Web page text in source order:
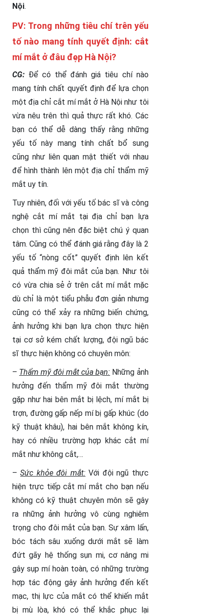
Nội.
PV: Trong những tiêu chí trên yếu
tố nào mang tính quyết định: cắt
mí mắt ở đâu đẹp Hà Nội?
CG: Để có thể đánh giá tiêu chí nào
mang tính chất quyết định để lựa chọn
một địa chỉ cắt mí mắt ở Hà Nội như tôi
vừa nêu trên thì quả thực rất khó. Các
bạn có thể dễ dàng thấy rằng những
yếu tố này mang tính chất bổ sung
cũng như liên quan mật thiết với nhau
để hình thành lên một địa chỉ thẩm mỹ
mắt uy tín.
Tuy nhiên, đối với yếu tố bác sĩ và công
nghệ cắt mí mắt tại địa chỉ bạn lựa
chọn thì cũng nên đặc biệt chú ý quan
tâm. Cũng có thể đánh giá rằng đây là 2
yếu tố “nòng cốt” quyết định lên kết
quả thẩm mỹ đôi mắt của bạn. Như tôi
có vừa chia sẻ ở trên cắt mí mắt mặc
dù chỉ là một tiểu phẫu đơn giản nhưng
cũng có thể xảy ra những biến chứng,
ảnh hưởng khi bạn lựa chọn thực hiện
tại cơ sở kém chất lượng, đội ngũ bác
sĩ thực hiện không có chuyên môn:
– Thẩm mỹ đôi mắt của bạn: Những ảnh
hưởng đến thẩm mỹ đôi mắt thường
gặp như hai bên mắt bị lệch, mí mắt bị
trợn, đường gấp nếp mí bị gấp khúc (do
kỹ thuật khâu), hai bên mắt không kín,
hay có nhiều trường hợp khác cắt mí
mắt như không cắt,…
–Sức khỏe đôi mắt:Với đội ngũ thực
hiện trực tiếp cắt mí mắt cho bạn nếu
không có kỹ thuật chuyên môn sẽ gây
ra những ảnh hưởng vô cùng nghiêm
trọng cho đôi mắt của bạn. Sự xâm lấn,
bóc tách sâu xuống dưới mắt sẽ làm
đứt gãy hệ thống sụn mi, cơ nâng mi
gây sụp mí hoàn toàn, có những trường
hợp tác động gây ảnh hưởng đến kết
mạc, thị lực của mắt có thể khiến mắt
bị mù lòa, khó có thể khắc phục lại